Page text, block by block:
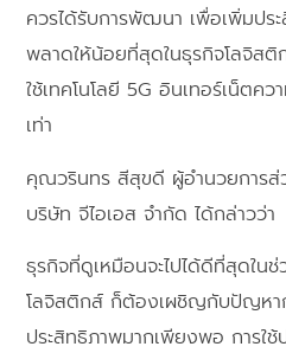
ควรได้รับการพัฒนา เพื่อเพิ่มปร
พลาดให้น้อยที่สุดในธุรกิจโลจิส
ใช้เทคโนโลยี 5G อินเทอร์เน็ตค
เท่า
คุณวรินทร สีสุขดี ผู้อำนวยการ
บริษัท จีไอเอส จำกัด ได้กล่าวว่า
ธุรกิจที่ดูเหมือนจะไปได้ดีที่สุดใน
โลจิสติกส์ ก็ต้องเผชิญกับปัญหา
ประสิทธิภาพมากเพียงพอ การใช้